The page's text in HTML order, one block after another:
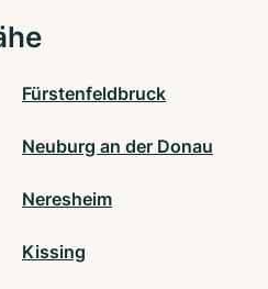
Fürstenfeldbruck
Neuburg an der Donau
Neresheim
Kissing